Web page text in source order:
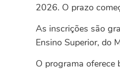
2026. O prazo
As inscrições são
Ensino Superior, do
O programa oferece